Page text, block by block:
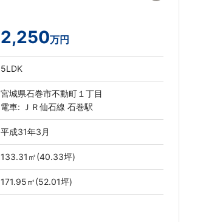
2,250万円
5LDK
宮城県石巻市不動町１丁目
電車: ＪＲ仙石線 石巻駅
平成31年3月
133.31㎡(40.33坪)
171.95㎡(52.01坪)